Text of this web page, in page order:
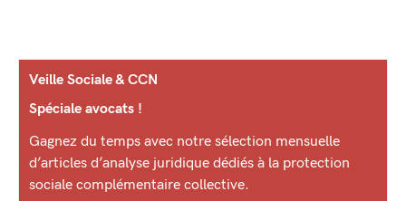
Veille Sociale & CCN
Spéciale avocats !
Gagnez du temps avec notre sélection mensuelle
d’articles d’analyse juridique dédiés à la protection
sociale complémentaire collective.